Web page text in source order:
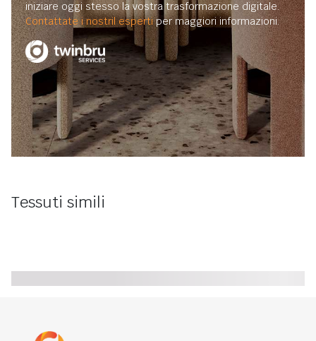
iniziare oggi stesso la vostra trasformazione digitale.
Contattate i nostril espertiper maggiori informazioni.
Tessuti simili